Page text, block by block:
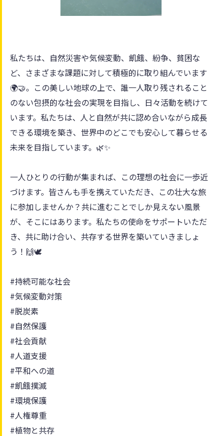
私たちは、自然災害や気候変動、飢餓、紛争、貧困な
ど、さまざまな課題に対して積極的に取り組んでいます
🌍🤝。この美しい地球の上で、誰一人取り残されること
のない包摂的な社会の実現を目指し、日々活動を続けて
います。私たちは、人と自然が共に認め合いながら成長
できる環境を築き、世界中のどこでも安心して暮らせる
未来を目指しています。🌿✨
一人ひとりの行動が集まれば、この理想の社会に一歩近
づけます。皆さんも手を携えていただき、この壮大な旅
に参加しませんか？共に進むことでしか見えない風景
が、そこにはあります。私たちの使命をサポートいただ
き、共に助け合い、共存する世界を築いていきましょ
う！🙌🕊️
#持続可能な社会
#気候変動対策
#脱炭素
#自然保護
#社会貢献
#人道支援
#平和への道
#飢餓撲滅
#環境保護
#人権尊重
#植物と共存